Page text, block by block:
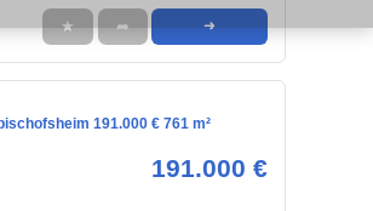
★ ➦ ➜
191.000 € 761 m²
191.000 €